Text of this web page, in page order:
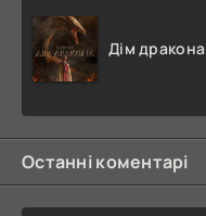
Дім дракона
Останні коментарі